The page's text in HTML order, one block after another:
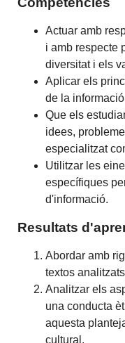
Actuar amb
i amb respecte
diversitat i els
Aplicar els
de la
Que els
idees,
especialitzat
Utilitzar les
específiques
d'informació.
Resultats
Abordar amb
textos
Analitzar els
una conducta
aquesta
cultural.